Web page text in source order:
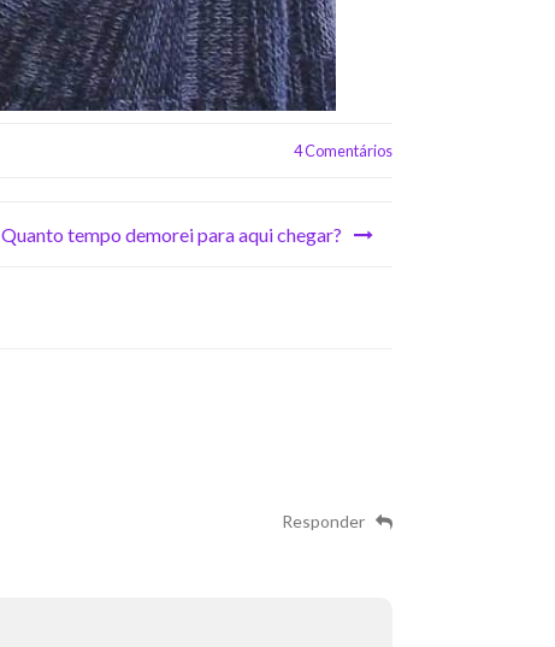
4 Comentários
Quanto tempo demorei para aqui chegar?
Responder